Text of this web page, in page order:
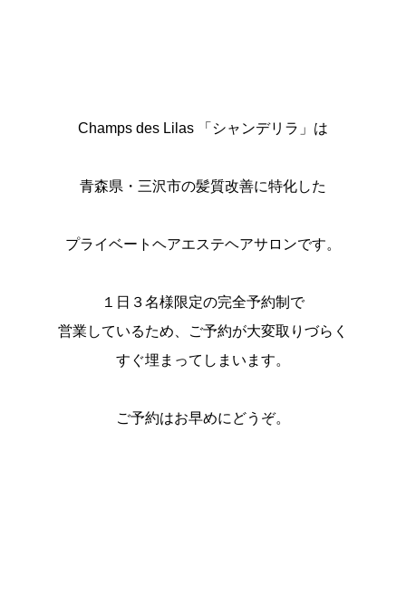
Champs des Lilas 「シャンデリラ」は
青森県・三沢市の髪質改善に特化した
プライベートヘアエステヘアサロンです。
１日３名様限定の完全予約制で
営業しているため、ご予約が大変取りづらく
すぐ埋まってしまいます。
ご予約はお早めにどうぞ。